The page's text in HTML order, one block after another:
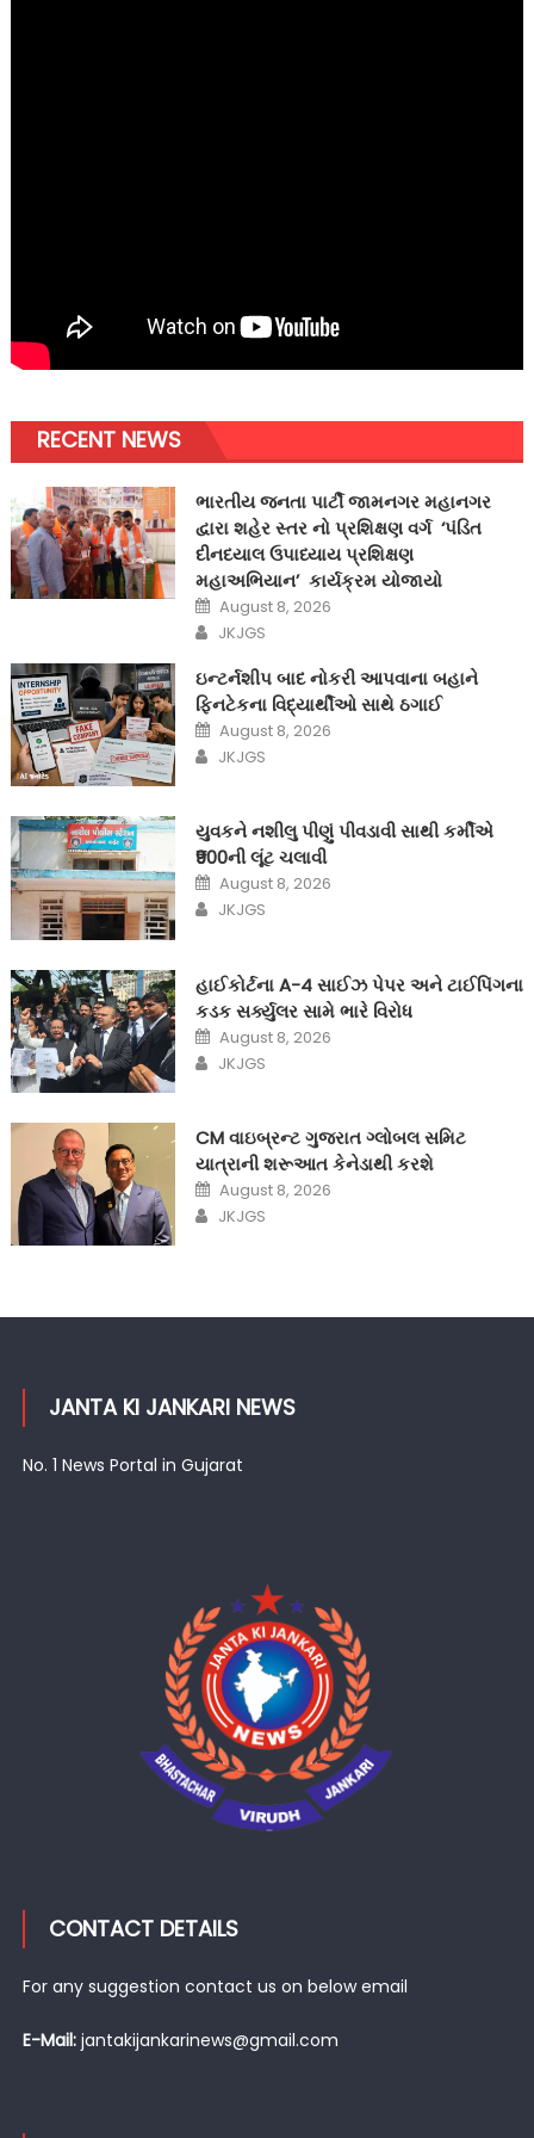
RECENT NEWS
ભારતીય જનતા પાર્ટી જામનગર મહાનગર
દ્વારા શહેર સ્તર નો પ્રશિક્ષણ વર્ગ ‘પંડિત
દીનદયાલ ઉપાધ્યાય પ્રશિક્ષણ
મહાઅભિયાન’ કાર્યક્રમ યોજાયો
Posted
on
August 8, 2026
Author
JKJGS
ઇન્ટર્નશીપ બાદ નોકરી આપવાના બહાને
ફિનટેકના વિદ્યાર્થીઓ સાથે ઠગાઈ
Posted
on
August 8, 2026
Author
JKJGS
યુવકને નશીલુ પીણું પીવડાવી સાથી કર્મીએ
₹900ની લૂંટ ચલાવી
Posted
on
August 8, 2026
Author
JKJGS
હાઈકોર્ટના A-4 સાઈઝ પેપર અને ટાઈપિંગના
કડક સર્ક્યુલર સામે ભારે વિરોધ
Posted
on
August 8, 2026
Author
JKJGS
CM વાઇબ્રન્ટ ગુજરાત ગ્લોબલ સમિટ
યાત્રાની શરૂઆત કેનેડાથી કરશે
Posted
on
August 8, 2026
Author
JKJGS
JANTA KI JANKARI NEWS
No. 1 News Portal in Gujarat
CONTACT DETAILS
For any suggestion contact us on below email
E-Mail: jantakijankarinews@gmail.com